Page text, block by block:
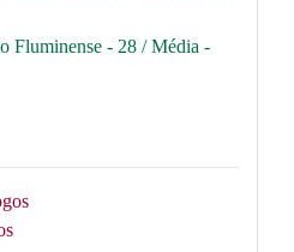
Fluminense - 28 / Média -